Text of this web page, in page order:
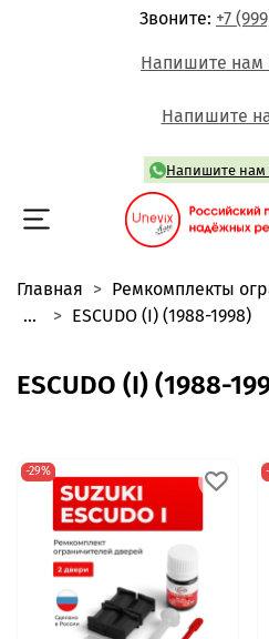
Звоните: +7
Напишите нам
Напишите
Напишите нам
Главная
Ремкомплекты
...
ESCUDO (I) (1988-1998)
ESCUDO (I) (1988-
-29%